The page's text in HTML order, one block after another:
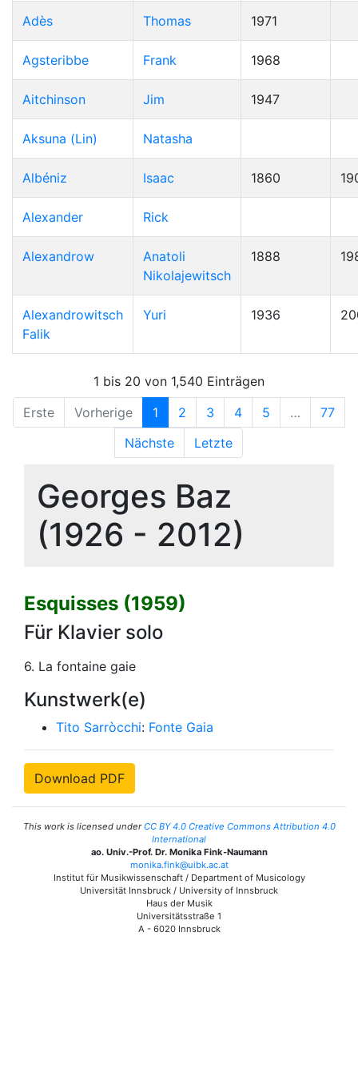
Adès Thomas 1971
Agsteribbe Frank 1968
Aitchinson Jim 1947
Aksuna (Lin) Natasha
Albéniz Isaac 1860
Alexander Rick
Alexandrow
Anatoli
Nikolajewitsch
1888
Alexandrowitsch
Falik
Yuri 1936
1 bis 20 von 1,540 Einträgen
Erste
Vorherige 1 2 3 4 5 …
77
Nächste
Letzte
Georges Baz
(1926 - 2012)
Esquisses (1959)
Für Klavier solo
6. La fontaine gaie
Kunstwerk(e)
Tito Sarròcchi: Fonte Gaia
Download PDF
This work is licensed underCC BY 4.0 Creative Commons Attribution 4.0
International
ao. Univ.-Prof. Dr. Monika Fink-Naumann
monika.fink@uibk.ac.at
Institut für Musikwissenschaft / Department of Musicology
Universität Innsbruck / University of Innsbruck
Haus der Musik
Universitätsstraße 1
A - 6020 Innsbruck